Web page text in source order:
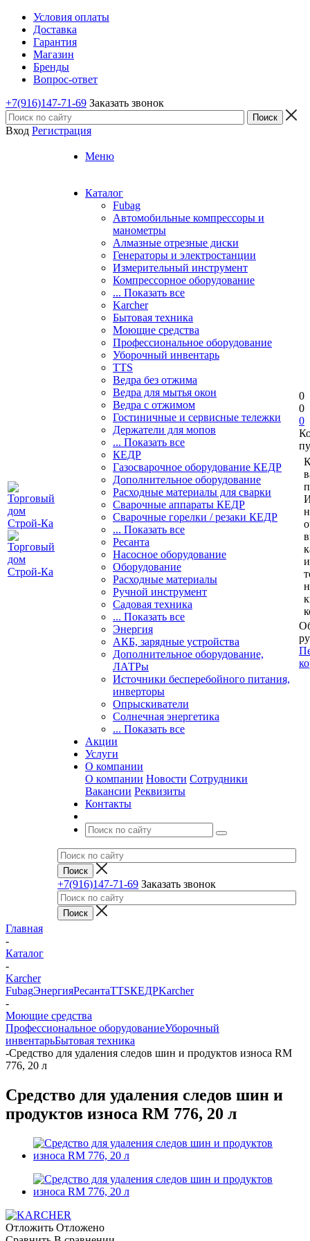
Условия оплаты
Доставка
Гарантия
Магазин
Бренды
Вопрос-ответ
+7(916)147-71-69 Заказать звонок
Вход Регистрация
Меню
Каталог
Fubag
Автомобильные компрессоры и
манометры
Алмазные отрезные диски
Генераторы и электростанции
Измерительный инструмент
Компрессорное оборудование
... Показать все
Karcher
Бытовая техника
Моющие средства
Профессиональное оборудование
Уборочный инвентарь
TTS
Ведра без отжима
Ведра для мытья окон
Ведра с отжимом
Гостиничные и сервисные тележки
Держатели для мопов
... Показать все
КЕДР
Газосварочное оборудование КЕДР
Дополнительное оборудование
Расходные материалы для сварки
Сварочные аппараты КЕДР
Сварочные горелки / резаки КЕДР
... Показать все
Ресанта
Насосное оборудование
Оборудование
Расходные материалы
Ручной инструмент
Садовая техника
... Показать все
Энергия
АКБ, зарядные устройства
Дополнительное оборудование,
ЛАТРы
Источники бесперебойного питания,
инверторы
Опрыскиватели
Солнечная энергетика
... Показать все
Акции
Услуги
О компании
О компании Новости Сотрудники
Вакансии Реквизиты
Контакты
+7(916)147-71-69 Заказать звонок
0
0
0
Главная
-
Каталог
-
Karcher
FubagЭнергияРесантаTTSКЕДРKarcher
-
Моющие средства
Профессиональное оборудованиеУборочный
инвентарьБытовая техника
-Средство для удаления следов шин и продуктов износа RM
776, 20 л
Средство для удаления следов шин и
продуктов износа RM 776, 20 л
Отложить Отложено